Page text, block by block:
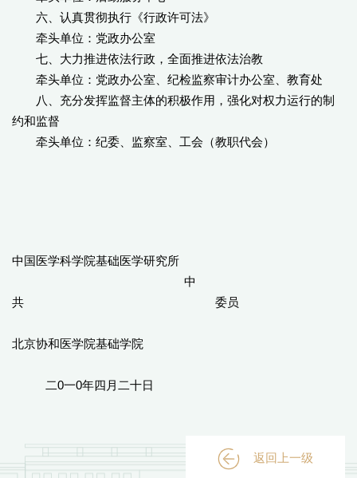
六、认真贯彻执行《行政许可法》
牵头单位：党政办公室
七、大力推进依法行政，全面推进依法治教
牵头单位：党政办公室、纪检监察审计办公室、教育处
八、充分发挥监督主体的积极作用，强化对权力运行的制
约和监督
牵头单位：纪委、监察室、工会（教职代会）
中国医学科学院基础医学研究所
中
共 委员
北京协和医学院基础学院
二0一0年四月二十日
返回上一级